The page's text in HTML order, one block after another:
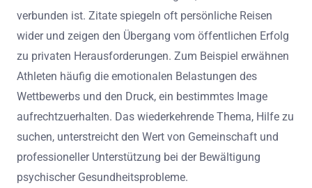
verbunden ist. Zitate spiegeln oft persönliche Reisen
wider und zeigen den Übergang vom öffentlichen Erfolg
zu privaten Herausforderungen. Zum Beispiel erwähnen
Athleten häufig die emotionalen Belastungen des
Wettbewerbs und den Druck, ein bestimmtes Image
aufrechtzuerhalten. Das wiederkehrende Thema, Hilfe zu
suchen, unterstreicht den Wert von Gemeinschaft und
professioneller Unterstützung bei der Bewältigung
psychischer Gesundheitsprobleme.